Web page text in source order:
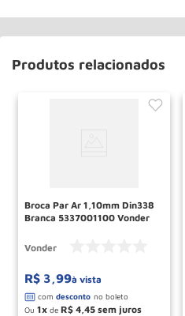
Produtos relacionados
Broca Par Ar 1,10mm Din338
Branca 5337001100 Vonder
Vonder
R$ 3,99à vista
Ou 1 de R$ 4 45